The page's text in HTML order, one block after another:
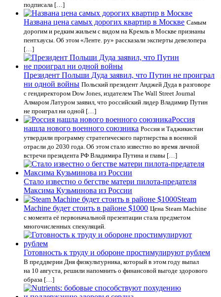
подписала […]
Названа цена самых дорогих квартир в Москве Самым
дорогим и редким жильем с видом на Кремль в Москве признаны
пентхаусы. Об этом «Ленте. ру» рассказали эксперты девелопера
[…]
Президент Польши Дуда заявил, что Путин не проиграл
ни одной войны Польский президент Анджей Дуда в разговоре
с гендиректором Dow Jones, издателем The Wall Street Journal
Алмаром Латуром заявил, что российский лидер Владимир Путин
не проиграл ни одной […]
Россия
нашла нового военного союзника Россия и Таджикистан
утвердили программу стратегического партнерства в военной
отрасли до 2030 года. Об этом стало известно во время личной
встречи президента РФ Владимира Путина и главы […]
Стало известно о бегстве матери пилота-предателя
Максима Кузьминова из России
Steam
Machine будет стоить в районе $1000 Цена Steam Machine
с момента её первоначальной презентации стала предметом
многочисленных спекуляций.
Готовность к труду и обороне простимулируют рублем
В преддверии Дня физкультурника, который в этом году выпал
на 10 августа, решили напомнить о финансовой выгоде здорового
образа […]